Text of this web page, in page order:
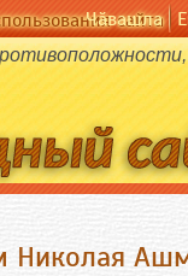
сайта
Чӑвашла
Николая